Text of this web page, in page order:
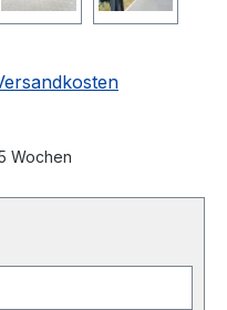
Wochen